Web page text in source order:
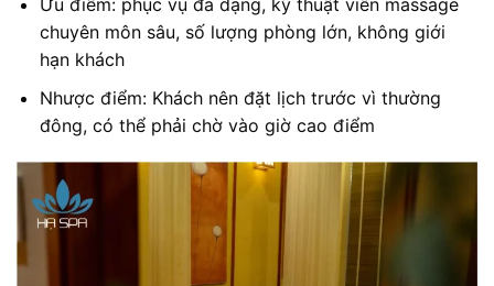
Ưu điểm: phục vụ đa dạng, kỹ thuật viên massage
chuyên môn sâu, số lượng phòng lớn, không giới
hạn khách
Nhược điểm: Khách nên đặt lịch trước vì thường
đông, có thể phải chờ vào giờ cao điểm